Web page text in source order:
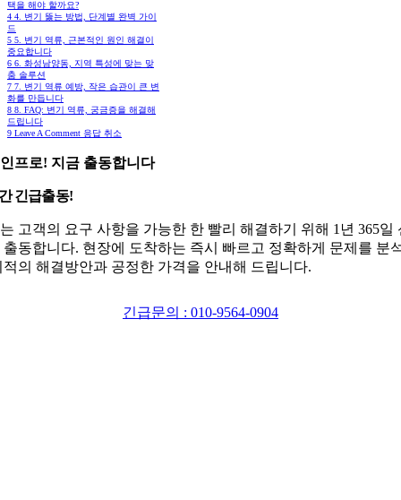
택을 해야 할까요?
4 4. 변기 뚫는 방법, 단계별 완벽 가이
드
5 5. 변기 역류, 근본적인 원인 해결이
중요합니다
6 6. 화성남양동, 지역 특성에 맞는 맞
춤 솔루션
7 7. 변기 역류 예방, 작은 습관이 큰 변
화를 만듭니다
8 8. FAQ: 변기 역류, 궁금증을 해결해
드립니다
9 Leave A Comment 응답 취소
프로! 지금 출동합니다
긴급출동!
고객의 요구 사항을 가능한 한 빨리 해결하기 위해 1년 365일
출동합니다. 현장에 도착하는 즉시 빠르고 정확하게 문제를 분
적의 해결방안과 공정한 가격을 안내해 드립니다.
긴급문의 : 010-9564-0904